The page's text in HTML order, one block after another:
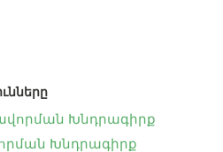
Խնդրագիրք
Խնդրագիրք